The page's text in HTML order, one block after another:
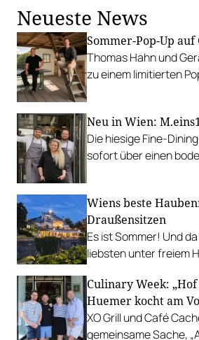
Neueste News
Sommer-Pop-Up
Thomas Hahn und
zu einem limitierten
Neu in Wien:
Die hiesige Fine-
sofort über einen
Wiens beste
Draußensitzen
Es ist Sommer! Und
liebsten unter freiem
Gastgarten.
Culinary Week:
Huemer kocht am
XO Grill und Café
gemeinsame Sache,